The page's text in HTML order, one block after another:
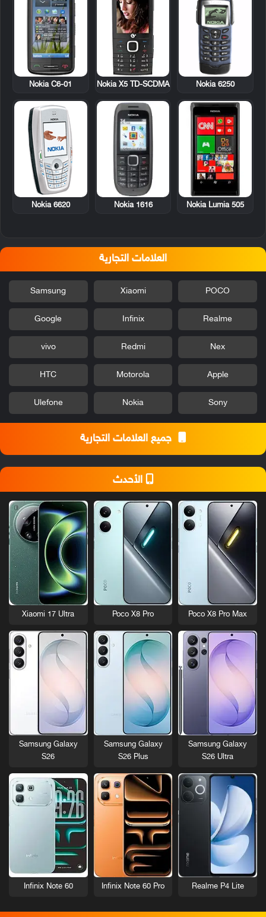
Nokia 6250
Nokia X5 TD-SCDMA
Nokia C6-01
Nokia Lumia 505
Nokia 1616
Nokia 6620
العلامات التجارية
POCO
Xiaomi
Samsung
Realme
Infinix
Google
Nex
Redmi
vivo
Apple
Motorola
HTC
Sony
Nokia
Ulefone
جميع العلامات التجارية
الأحدث
Poco X8 Pro Max
Poco X8 Pro
Xiaomi 17 Ultra
Samsung Galaxy
S26 Ultra
Samsung Galaxy
S26 Plus
Samsung Galaxy
S26
Realme P4 Lite
Infinix Note 60 Pro
Infinix Note 60